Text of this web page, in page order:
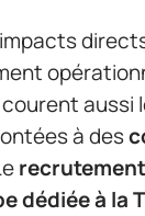
aussi
à des
dédiée à la